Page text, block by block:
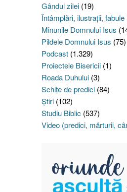
Gândul zilei(19)
Întâmplări, ilustraţii, fabule
Minunile Domnului Isus
Pildele Domnului Isus (75)
Podcast(1.329)
Proiectele Bisericii(1)
Roada Duhului(3)
Schiţe de predici(84)
Ştiri(102)
Studiu Biblic (537)
Video (predici, mărturii,